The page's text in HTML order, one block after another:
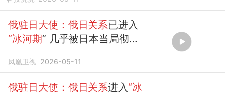
俄驻日大使：俄日关系已进入
“冰河期” 几乎被日本当局彻底
凤凰卫视 2026-05-11
俄驻日大使：俄日关系进入 “冰